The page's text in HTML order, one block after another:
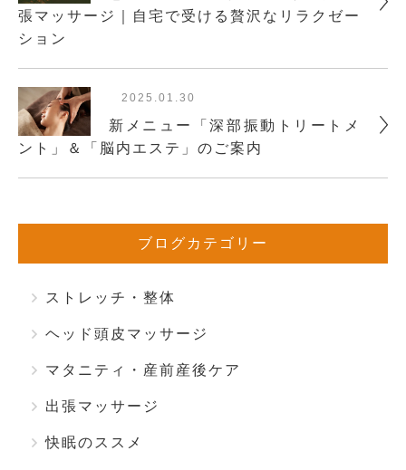
張マッサージ｜自宅で受ける贅沢なリラクゼー
ション
2025.01.30
新メニュー「深部振動トリートメ
ント」＆「脳内エステ」のご案内
ブログカテゴリー
ストレッチ・整体
ヘッド頭皮マッサージ
マタニティ・産前産後ケア
出張マッサージ
快眠のススメ